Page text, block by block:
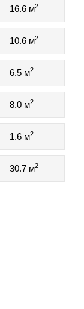
16.6 м2
10.6 м2
6.5 м2
8.0 м2
1.6 м2
30.7 м2